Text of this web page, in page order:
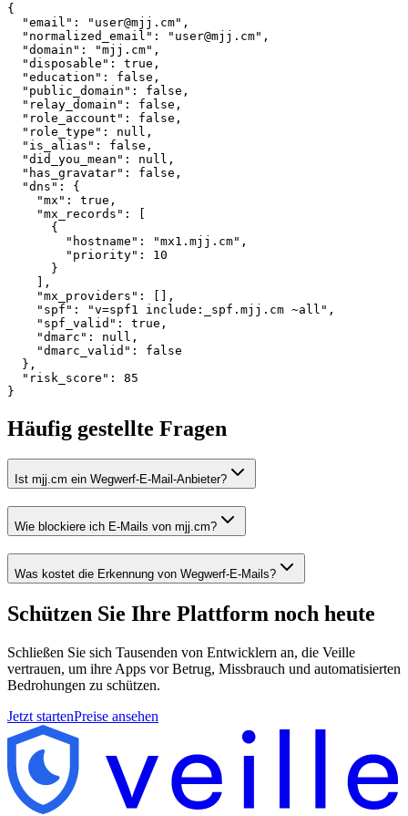
{
  "email": "user@mjj.cm",
  "normalized_email": "user@mjj.cm",
  "domain": "mjj.cm",
  "disposable": true,
  "education": false,
  "public_domain": false,
  "relay_domain": false,
  "role_account": false,
  "role_type": null,
  "is_alias": false,
  "did_you_mean": null,
  "has_gravatar": false,
  "dns": {
    "mx": true,
    "mx_records": [
      {
        "hostname": "mx1.mjj.cm",
        "priority": 10
      }
    ],
    "mx_providers": [],
    "spf": "v=spf1 include:_spf.mjj.cm ~all",
    "spf_valid": true,
    "dmarc": null,
    "dmarc_valid": false
  },
  "risk_score": 85
}
Häufig gestellte Fragen
Ist mjj.cm ein Wegwerf-E-Mail-Anbieter?
Wie blockiere ich E-Mails von mjj.cm?
Was kostet die Erkennung von Wegwerf-E-Mails?
Schützen Sie Ihre Plattform noch heute
Schließen Sie sich Tausenden von Entwicklern an, die Veille
vertrauen, um ihre Apps vor Betrug, Missbrauch und automatisierten
Bedrohungen zu schützen.
Jetzt startenPreise ansehen